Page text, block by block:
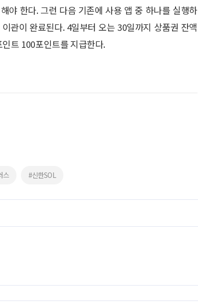
야 한다. 그런 다음 기존에 사용 앱 중 하나를 실행하
관이 완료된다. 4일부터 오는 30일까지 상품권 잔액
트 100포인트를 지급한다.
스 #신한SOL